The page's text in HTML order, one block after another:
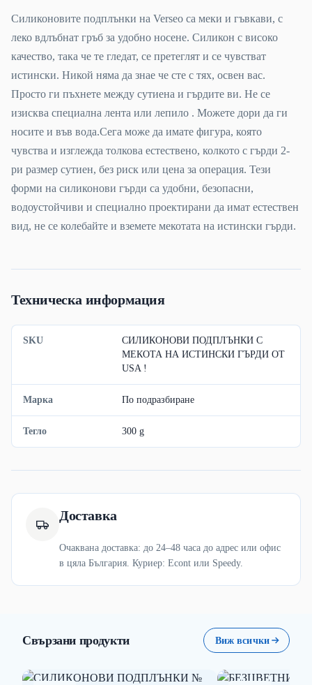
Силиконовите подплънки на Verseo са меки и гъвкави, с
леко вдлъбнат гръб за удобно носене. Силикон с високо
качество, така че те гледат, се претеглят и се чувстват
истински. Никой няма да знае че сте с тях, освен вас.
Просто ги пъхнете между сутиена и гърдите ви. Не се
изисква специална лента или лепило . Можете дори да ги
носите и във вода.Сега може да имате фигура, която
чувства и изглежда толкова естествено, колкото с гърди 2-
ри размер сутиен, без риск или цена за операция. Тези
форми на силиконови гърди са удобни, безопасни,
водоустойчиви и специално проектирани да имат естествен
вид, не се колебайте и вземете мекотата на истински гърди.
Техническа информация
SKU
СИЛИКОНОВИ ПОДПЛЪНКИ С
МЕКОТА НА ИСТИНСКИ ГЪРДИ ОТ
USA !
Марка По подразбиране
Тегло 300 g
Доставка
Очаквана доставка: до 24–48 часа до адрес или офис
в цяла България. Куриер: Econt или Speedy.
Свързани продукти Виж всички